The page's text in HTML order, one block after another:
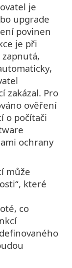
je
upgrade
povinen
je při
zakázal. Pro
ověření
o počítači
ochrany
může
které
co